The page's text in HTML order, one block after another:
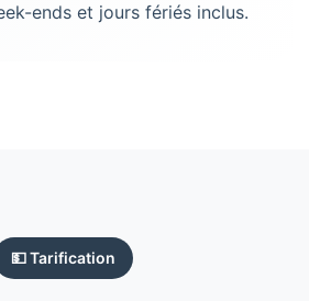
ends et jours fériés inclus.
💵 Tarification